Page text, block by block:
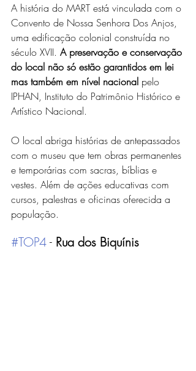
A história do MART está vinculada com o
Convento de Nossa Senhora Dos Anjos,
uma edificação colonial construída no
século XVII. A preservação e conservação
do local não só estão garantidos em lei
mas também em nível nacional pelo
IPHAN, Instituto do Patrimônio Histórico e
Artístico Nacional.
O local abriga histórias de antepassados
com o museu que tem obras permanentes
e temporárias com sacras, bíblias e
vestes. Além de ações educativas com
cursos, palestras e oficinas oferecida a
população.
#TOP4 - Rua dos Biquínis